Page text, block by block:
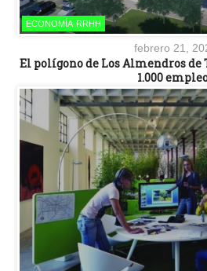
ECONOMÍA-RRHH
febrero 21,
El polígono de Los Almendros de
1.000